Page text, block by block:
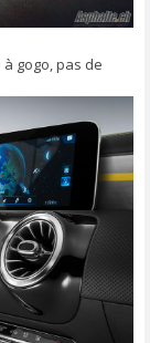
à gogo, pas de